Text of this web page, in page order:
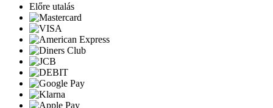
Előre utalás